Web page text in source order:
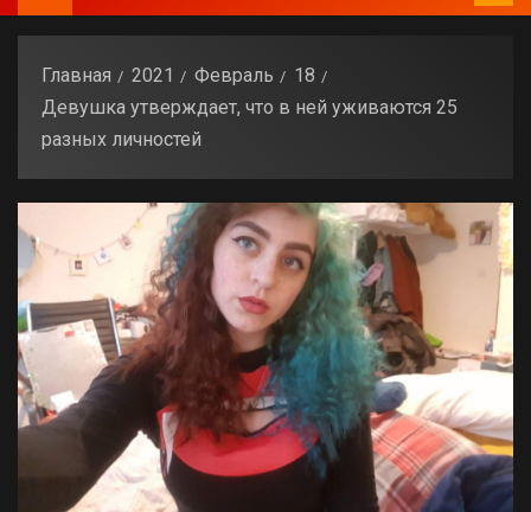
Главная 2021 Февраль
18
Девушка утверждает, что в ней уживаются 25
разных личностей